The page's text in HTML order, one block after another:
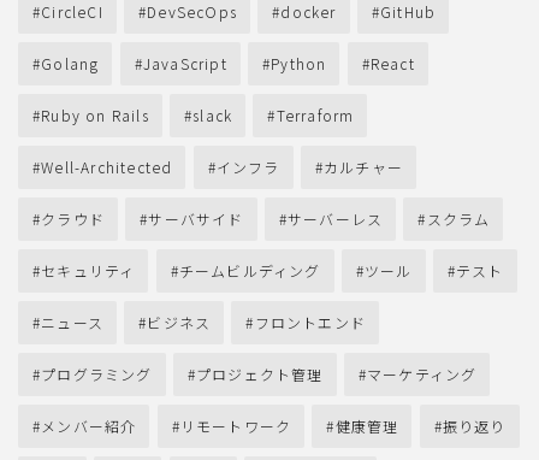
CircleCI DevSecOps docker GitHub
Golang JavaScript Python React
Ruby on Rails slack Terraform
Well-Architected インフラ カルチャー
クラウド サーバサイド サーバーレス スクラム
セキュリティ チームビルディング ツール テスト
ニュース ビジネス フロントエンド
プログラミング プロジェクト管理 マーケティング
メンバー紹介 リモートワーク 健康管理 振り返り